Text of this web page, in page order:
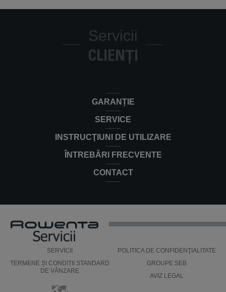
Aspirator cu sac Silence Force Allergy+
Servicii
CLIENȚI
GARANȚIE
SERVICE
INSTRUCŢIUNI DE UTILIZARE
ÎNTREBĂRI FRECVENTE
CONTACT
SERVICII
POLITICA DE CONFIDENŢIALITATE
TERMENE ȘI CONDIȚII STANDARD
DE VÂNZARE
GROUPE SEB
AVIZ LEGAL